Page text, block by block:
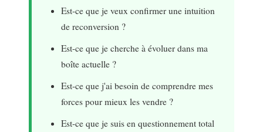
Est-ce que je veux confirmer une intuition
de reconversion ?
Est-ce que je cherche à évoluer dans ma
boîte actuelle ?
Est-ce que j'ai besoin de comprendre mes
forces pour mieux les vendre ?
Est-ce que je suis en questionnement total